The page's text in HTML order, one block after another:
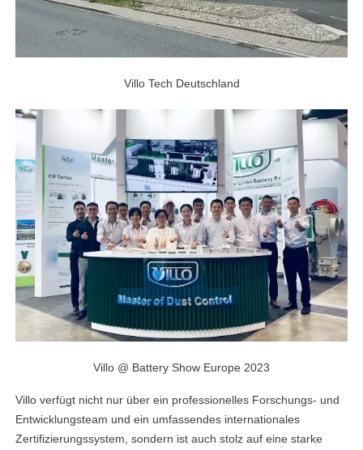
Villo Tech Deutschland
Villo @ Battery Show Europe 2023
Villo verfügt nicht nur über ein professionelles Forschungs- und
Entwicklungsteam und ein umfassendes internationales
Zertifizierungssystem, sondern ist auch stolz auf eine starke